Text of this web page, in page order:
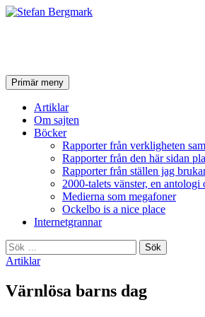
SökPrimär meny Hoppa
till
innehåll
Artiklar
Om sajten
Böcker
Rapporter från verkligheten
Rapporter från den här sidan
Rapporter från ställen jag
2000-talets vänster, en
Medierna som megafoner
Ockelbo is a nice place
Internetgrannar
Sök
efter:
Artiklar
Värnlösa barns dag